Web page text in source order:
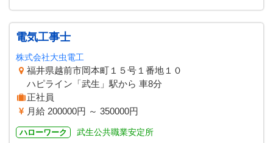
電気工事士
株式会社大虫電工
福井県越前市岡本町１５号１番地１０
ハピライン「武生」駅から 車8分
正社員
月給 200000円 ～ 350000円
ハローワーク 武生公共職業安定所